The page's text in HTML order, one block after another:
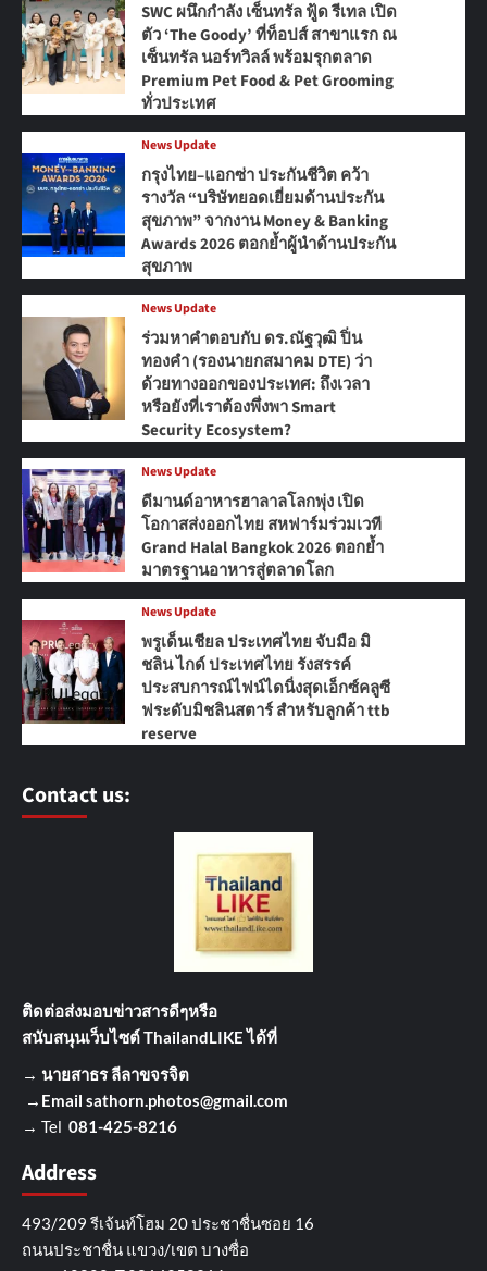
SWC ผนึกกำลัง เซ็นทรัล ฟู้ด รีเทล เปิด
ตัว ‘The Goody’ ที่ท็อปส์ สาขาแรก ณ
เซ็นทรัล นอร์ทวิลล์ พร้อมรุกตลาด
Premium Pet Food & Pet Grooming
ทั่วประเทศ
News Update
กรุงไทย–แอกซ่า ประกันชีวิต คว้า
รางวัล “บริษัทยอดเยี่ยมด้านประกัน
สุขภาพ” จากงาน Money & Banking
Awards 2026 ตอกย้ำผู้นำด้านประกัน
สุขภาพ
News Update
ร่วมหาคำตอบกับ ดร.ณัฐวุฒิ ปิ่น
ทองคำ (รองนายกสมาคม DTE) ว่า
ด้วยทางออกของประเทศ: ถึงเวลา
หรือยังที่เราต้องพึ่งพา Smart
Security Ecosystem?
News Update
ดีมานด์อาหารฮาลาลโลกพุ่ง เปิด
โอกาสส่งออกไทย สหฟาร์มร่วมเวที
Grand Halal Bangkok 2026 ตอกย้ำ
มาตรฐานอาหารสู่ตลาดโลก
News Update
พรูเด็นเชียล ประเทศไทย จับมือ มิ
ชลิน ไกด์ ประเทศไทย รังสรรค์
ประสบการณ์ไฟน์ไดนิ่งสุดเอ็กซ์คลูซี
ฟระดับมิชลินสตาร์ สำหรับลูกค้า ttb
reserve
Contact us:
ติดต่อส่งมอบข่าวสารดีๆหรือ
สนับสนุนเว็บไซต์ ThailandLIKE ได้ที่
→ นายสาธร ลีลาขจรจิต
→Email sathorn.photos@gmail.com
→ Tel 081-425-8216
Address
493/209 รีเจ้นท์โฮม 20 ประชาชื่นซอย 16
ถนนประชาชื่น แขวง/เขต บางซื่อ